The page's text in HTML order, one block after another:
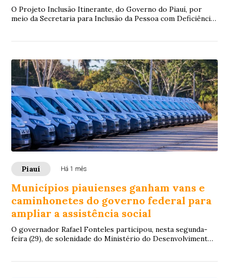
O Projeto Inclusão Itinerante, do Governo do Piauí, por
meio da Secretaria para Inclusão da Pessoa com Deficiência
Piauí Há 1 mês
Municípios piauienses ganham vans e
caminhonetes do governo federal para
ampliar a assistência social
O governador Rafael Fonteles participou, nesta segunda-
feira (29), de solenidade do Ministério do Desenvolvimento